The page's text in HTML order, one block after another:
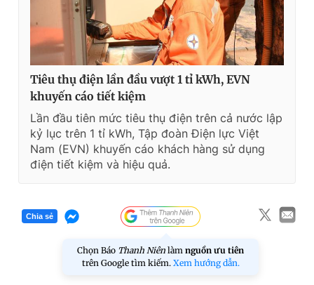
Tiêu thụ điện lần đầu vượt 1 tỉ kWh, EVN
khuyến cáo tiết kiệm
Lần đầu tiên mức tiêu thụ điện trên cả nước lập
kỷ lục trên 1 tỉ kWh, Tập đoàn Điện lực Việt
Nam (EVN) khuyến cáo khách hàng sử dụng
điện tiết kiệm và hiệu quả.
Chia sẻ
Chọn Báo Thanh Niên làm nguồn ưu tiên
trên Google tìm kiếm. Xem hướng dẫn.